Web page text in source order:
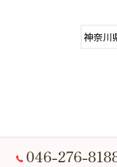
神奈川
046-276-